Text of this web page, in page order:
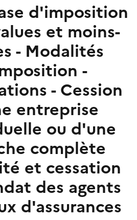
d'imposition
et moins-
- Modalités
-
- Cession
entreprise
ou d'une
complète
et cessation
des agents
d'assurances